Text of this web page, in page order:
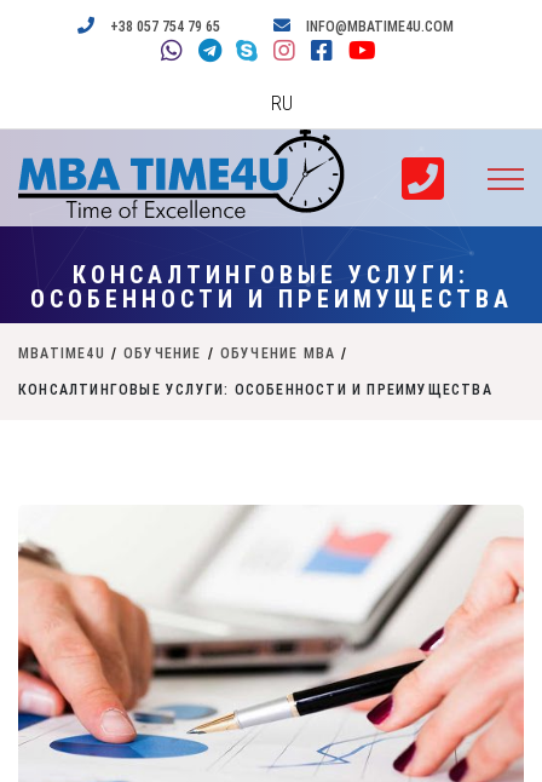
+38 057 754 79 65 INFO@MBATIME4U.COM
RU
КОНСАЛТИНГОВЫЕ УСЛУГИ:
ОСОБЕННОСТИ И ПРЕИМУЩЕСТВА
MBATIME4U / ОБУЧЕНИЕ / ОБУЧЕНИЕ MBA /
КОНСАЛТИНГОВЫЕ УСЛУГИ: ОСОБЕННОСТИ И ПРЕИМУЩЕСТВА